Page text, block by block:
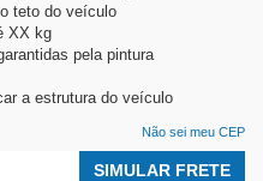
teto do veículo
XX kg
pela pintura
a estrutura do veículo
Não sei meu CEP
SIMULAR FRETE